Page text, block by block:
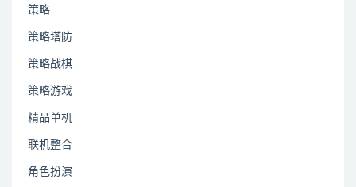
策略
策略塔防
策略战棋
策略游戏
精品单机
联机整合
角色扮演